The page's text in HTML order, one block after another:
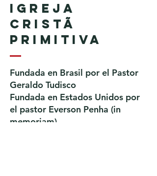
Igreja
Cristã
Primitiva
Fundada en Brasil por el Pastor
Geraldo Tudisco
Fundada en Estados Unidos por
el pastor Everson Penha ​(in
memoriam)